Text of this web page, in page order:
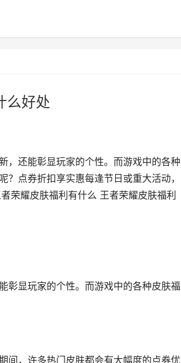
么好处
，还能彰显玩家的个性。而游戏中的各种
点券折扣享实惠每逢节日或重大活动，
荣耀皮肤福利有什么 王者荣耀皮肤福利
彰显玩家的个性。而游戏中的各种皮肤福
间，许多热门皮肤都会有大幅度的点券优